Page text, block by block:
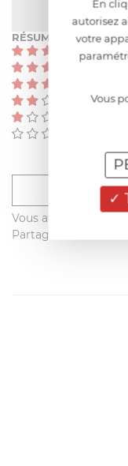
RÉSUMÉ
(0)
(0)
Vous avez acheté
Partagez votre avis
En
autorisez
votre
Vous